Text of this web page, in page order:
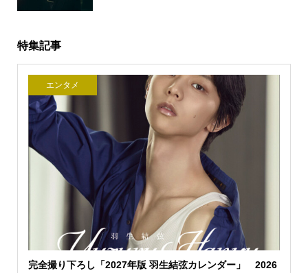
特集記事
エンタメ
完全撮り下ろし「2027年版 羽生結弦カレンダー」 2026